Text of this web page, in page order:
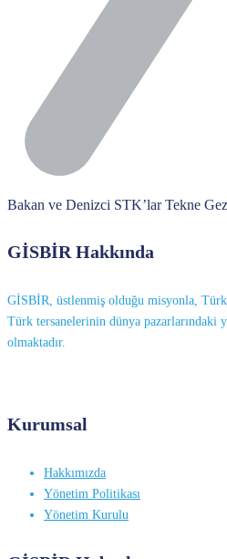
Bakan ve Denizci STK’lar Tekne
GİSBİR Hakkında
GİSBİR, üstlenmiş olduğu misyonla,
Türk tersanelerinin dünya pazarlarındaki
olmaktadır.
Kurumsal
Hakkımızda
Yönetim Politikası
Yönetim Kurulu